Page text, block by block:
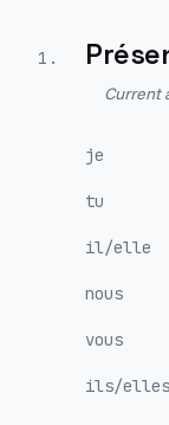
1 .
Current
je
tu
il/elle
nous
vous
ils/elles